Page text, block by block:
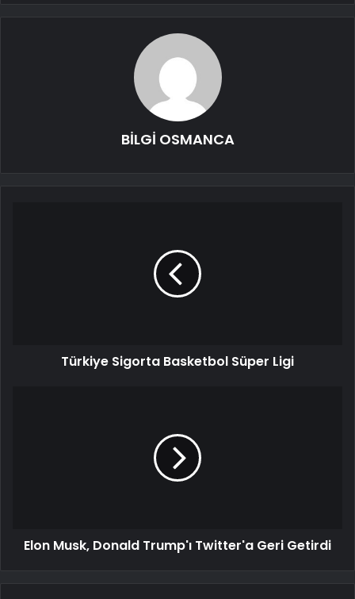
BİLGİ OSMANCA
Türkiye Sigorta Basketbol Süper Ligi
Elon Musk, Donald Trump'ı Twitter'a Geri Getirdi